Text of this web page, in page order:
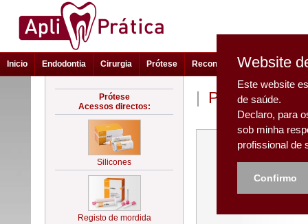
Inicio Endodontia Cirurgia Prótese Reconstrução e Estética
| Prótese -
Website
Este website
de saúde.
Declaro, para
sob minha
profissional de
Confirmo